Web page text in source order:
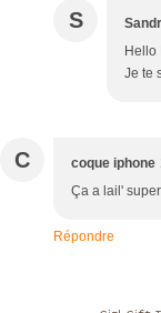
S
Hello
Je te
C coque iphone
Ça a lail'
Répondre